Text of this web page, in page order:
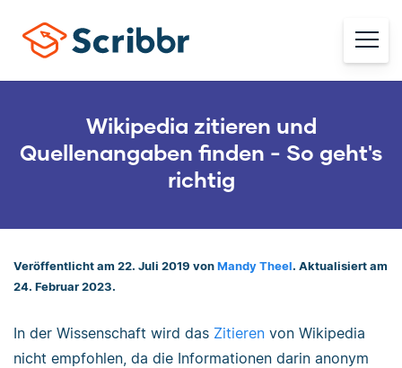
Wikipedia zitieren und
Quellenangaben finden - So geht's
richtig
Veröffentlicht am 22. Juli 2019 von Mandy Theel. Aktualisiert am
24. Februar 2023.
In der Wissenschaft wird das Zitieren von Wikipedia
nicht empfohlen, da die Informationen darin anonym